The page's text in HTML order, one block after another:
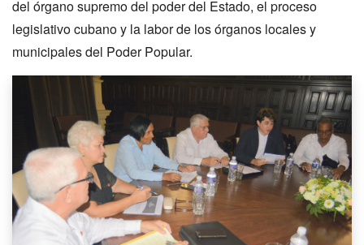
del órgano supremo del poder del Estado, el proceso
legislativo cubano y la labor de los órganos locales y
municipales del Poder Popular.